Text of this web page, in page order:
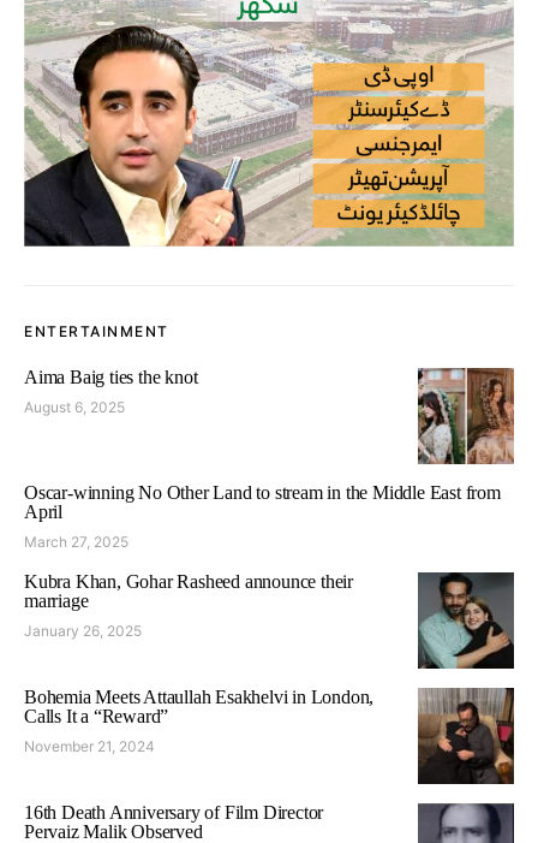
ENTERTAINMENT
Aima Baig ties the knot
August 6, 2025
Oscar-winning No Other Land to stream in the Middle East from
April
March 27, 2025
Kubra Khan, Gohar Rasheed announce their
marriage
January 26, 2025
Bohemia Meets Attaullah Esakhelvi in London,
Calls It a “Reward”
November 21, 2024
16th Death Anniversary of Film Director
Pervaiz Malik Observed